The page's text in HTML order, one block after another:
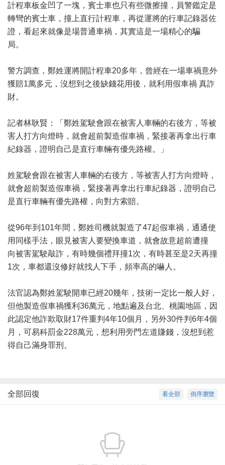
計程車板金凹了一塊，賓士車也只有些微擦撞，員警鑑定是
轉彎的賓士車，撞上直行計程車，再從運將的行車記錄器佐
證，看起來就像是場普通車禍，其實這是一場精心的騙
局。
警方調查，鄭姓運將開計程車20多年，曾經在一場車禍意外
獲賠1萬多元，沒想到之後缺錢花用後，就利用假車禍 真詐
財。
記者林耿賢：「鄭姓駕駛會跟在被害人車輛的右後方，等被
害人打方向燈時，就會超前製造假車禍，緊接著再拿出行車
紀錄器，證明自己是直行車輛有優先路權。」
姓駕駛會跟在被害人車輛的右後方，等被害人打方向燈時，
就會超前製造假車禍，緊接著再拿出行車紀錄器，證明自己
是直行車輛有優先路權，向對方索賠。
從96年到101年間，鄭姓司機就製造了47起假車禍，通通使
用同樣手法，眼見被害人要變換車道，就會故意超前遭撞
向被害駕駛敲詐，有時幾個禮拜撞1次，有時甚至是2天再撞
1次，車都還沒修好就找人下手，頻率高的嚇人。
法官認為鄭姓駕駛開車已經20幾年，技術一定比一般人好，
但他製造假車禍獲利36萬元，地點遍及台北、桃園地區，因
此認定他詐欺取財17件重判4年10個月，另外30件判6年4個
月，可易科罰金228萬元，想利用旁門左道賺錢，沒想到惹
得自己滿身罪刑。
倒序瀏覽
看全部
全部回復